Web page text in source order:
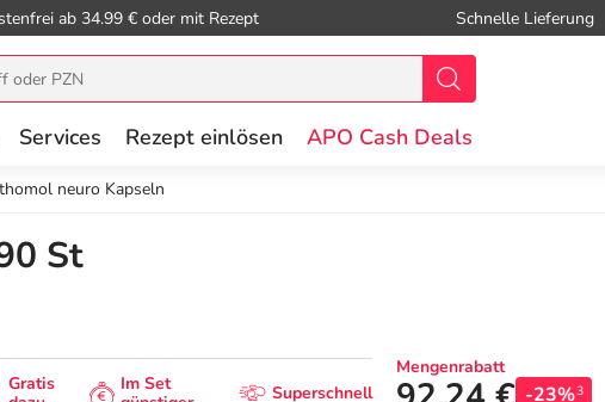
ab 34.99 € oder mit Rezept Schnelle Lieferung
Services Rezept einlösen APO Cash Deals
neuro Kapseln
St
Gratis
Im Set
Superschnell
Mengenrabatt
-23%3